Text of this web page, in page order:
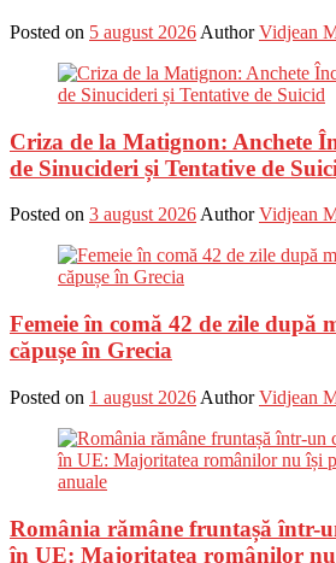
Posted on 5 august 2026 Author Vidjean
Criza de la Matignon: Anchete
de Sinucideri și Tentative de
Posted on 3 august 2026Author Vidjean
Femeie în comă 42 de zile după
căpușe în Grecia
Posted on 1 august 2026 Author Vidjean
România rămâne fruntașă într-
în UE: Majoritatea românilor